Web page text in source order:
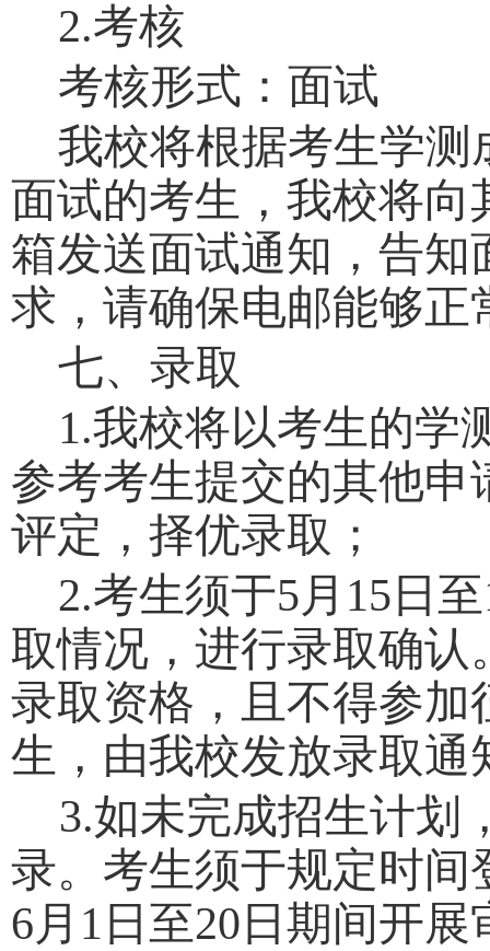
2.考核
考核形式：面试
我校将根据考生学
面试的考生，我校将
箱发送面试通知，告
求，请确保电邮能够正
七、录取
1.我校将以考生的学
参考考生提交的其他
评定，择优录取；
2.考生须于5月 15 日至
取情况，进行录取确
录取资格，且不得参
生，由我校发放录取通
3.如未完成招生计划
录。考生须于规定时
6月 1 日至20 日期间开